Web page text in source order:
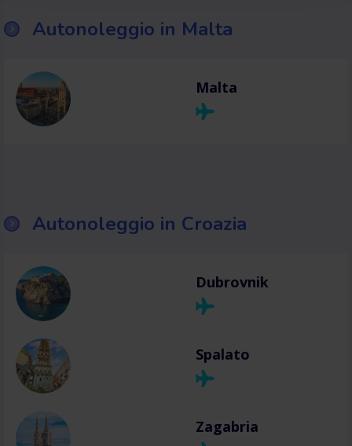
Autonoleggio in Malta
Malta
Autonoleggio in Croazia
Dubrovnik
Spalato
Zagabria